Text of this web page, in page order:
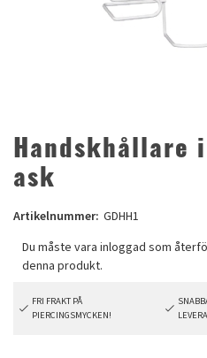
Handskhållare
ask
Artikelnummer: GDHH1
FRI FRAKT PÅ
PIERCINGSMYCKEN!